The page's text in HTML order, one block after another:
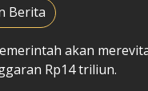
Berita
akan
Rp14 triliun.